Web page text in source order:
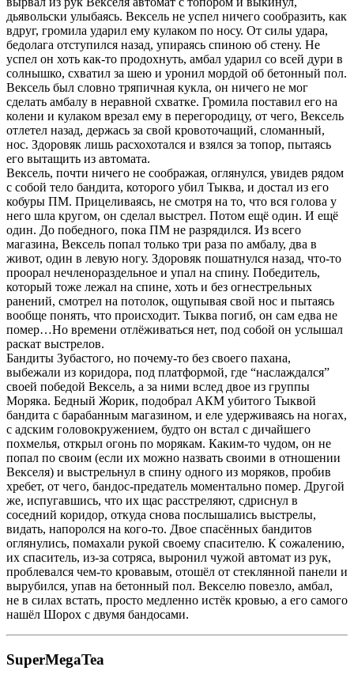
дьявольски улыбаясь. Вексель не успел ничего сообразить, как
вдруг, громила ударил ему кулаком по носу. От силы удара,
бедолага отступился назад, упираясь спиною об стену. Не
успел он хоть как-то продохнуть, амбал ударил со всей дури в
солнышко, схватил за шею и уронил мордой об бетонный пол.
Вексель был словно тряпичная кукла, он ничего не мог
сделать амбалу в неравной схватке. Громила поставил его на
колени и кулаком врезал ему в перегородицу, от чего, Вексель
отлетел назад, держась за свой кровоточащий, сломанный,
нос. Здоровяк лишь расхохотался и взялся за топор, пытаясь
его вытащить из автомата.
Вексель, почти ничего не соображая, оглянулся, увидев рядом
с собой тело бандита, которого убил Тыква, и достал из его
кобуры ПМ. Прицеливаясь, не смотря на то, что вся голова у
него шла кругом, он сделал выстрел. Потом ещё один. И ещё
один. До победного, пока ПМ не разрядился. Из всего
магазина, Вексель попал только три раза по амбалу, два в
живот, один в левую ногу. Здоровяк пошатнулся назад, что-то
проорал нечленораздельное и упал на спину. Победитель,
который тоже лежал на спине, хоть и без огнестрельных
ранений, смотрел на потолок, ощупывая свой нос и пытаясь
вообще понять, что происходит. Тыква погиб, он сам едва не
помер…Но времени отлёживаться нет, под собой он услышал
раскат выстрелов.
Бандиты Зубастого, но почему-то без своего пахана,
выбежали из коридора, под платформой, где “наслаждался”
своей победой Вексель, а за ними вслед двое из группы
Моряка. Бедный Жорик, подобрал АКМ убитого Тыквой
бандита с барабанным магазином, и еле удерживаясь на ногах,
с адским головокружением, будто он встал с дичайшего
похмелья, открыл огонь по морякам. Каким-то чудом, он не
попал по своим (если их можно назвать своими в отношении
Векселя) и выстрельнул в спину одного из моряков, пробив
хребет, от чего, бандос-предатель моментально помер. Другой
же, испугавшись, что их щас расстреляют, сдриснул в
соседний коридор, откуда снова послышались выстрелы,
видать, напоролся на кого-то. Двое спасённых бандитов
оглянулись, помахали рукой своему спасителю. К сожалению,
их спаситель, из-за сотряса, выронил чужой автомат из рук,
проблевался чем-то кровавым, отошёл от стеклянной панели и
вырубился, упав на бетонный пол. Векселю повезло, амбал,
не в силах встать, просто медленно истёк кровью, а его самого
нашёл Шорох с двумя бандосами.
SuperMegaTea